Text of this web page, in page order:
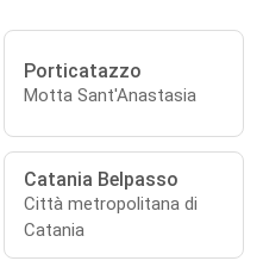
Porticatazzo
Motta Sant'Anastasia
Catania Belpasso
Città metropolitana di
Catania